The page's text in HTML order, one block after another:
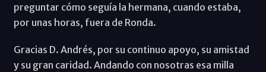
preguntar cómo seguía la hermana, cuando estaba,
por unas horas, fuera de Ronda.
Gracias D. Andrés, por su continuo apoyo, su amistad
y su gran caridad. Andando con nosotras esa milla